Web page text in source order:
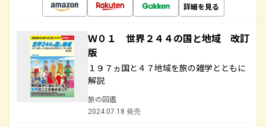
詳細を見る
Ｗ０１ 世界２４４の国と地域 改訂
版
１９７ヵ国と４７地域を旅の雑学とともに
解説
旅の図鑑
2024.07.18 発売